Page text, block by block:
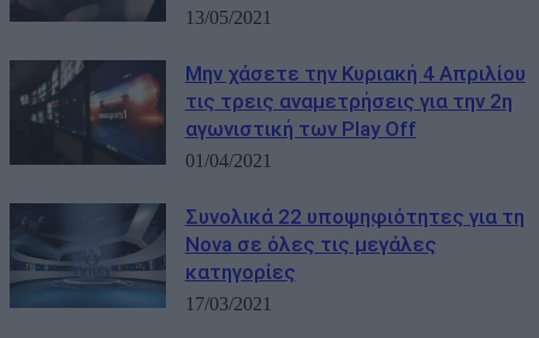
13/05/2021
Μην χάσετε την Κυριακή 4 Απριλίου
τις τρεις αναμετρήσεις για την 2η
αγωνιστική των Play Off
01/04/2021
Συνολικά 22 υποψηφιότητες για τη
Nova σε όλες τις μεγάλες
κατηγορίες
17/03/2021